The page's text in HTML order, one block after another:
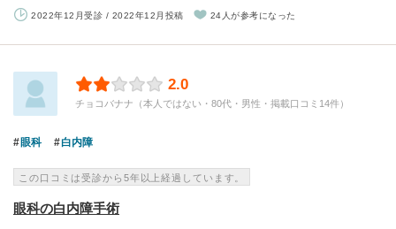
2022年12月受診 / 2022年12月投稿 24人が参考になった
2.0
チョコバナナ（本人ではない・80代・男性・掲載口コミ14件）
眼科 白内障
この口コミは受診から5年以上経過しています。
眼科の白内障手術